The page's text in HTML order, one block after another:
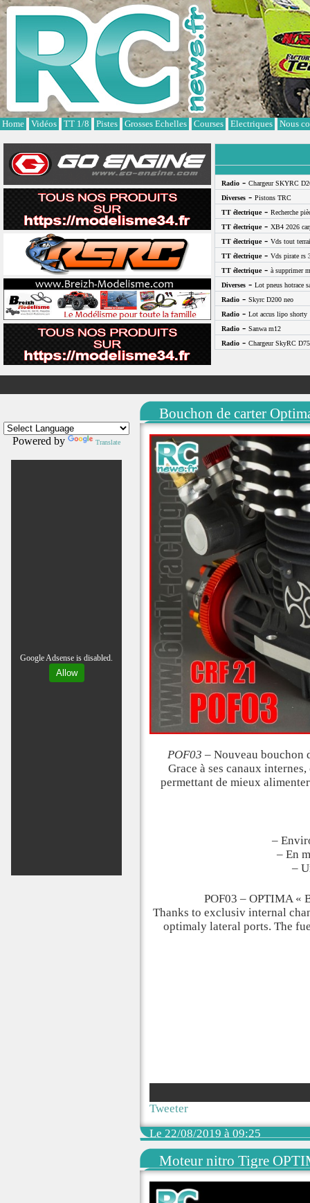
Home Vidéos TT 1/8 Pistes Grosses Echelles Courses Electriques Nous
Radio - Chargeur SKYRC
Diverses - Pistons TRC
TT électrique- Recherche
TT électrique- XB4 2026
TT électrique- Vds tout
TT électrique- Vds pirate rs
TT électrique- à supprimer
Diverses - Lot pneus hotrace
Radio - Skyrc D200 neo
Radio - Lot accus lipo shorty
Radio - Sanwa m12
Radio - Chargeur SkyRC
Powered by Translate
Google Adsense is disabled.
Allow
Bouchon de carter
POF03 – Nouveau bouchon
Grace à ses canaux
permettant de mieux
–
– En
–
POF03 – OPTIMA «
Thanks to exclusiv internal
optimaly lateral ports. The
Tweeter
Le 22/08/2019 à 09:25
Moteur nitro Tigre
Cookies management panel